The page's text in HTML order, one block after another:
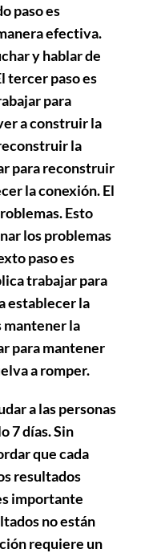
paso es
efectiva.
y hablar de
tercer paso es
para
a construir la
la
para reconstruir
la conexión. El
. Esto
los problemas
paso es
trabajar para
establecer la
mantener la
para mantener
a romper.
a las personas
7 días. Sin
que cada
resultados
importante
no están
requiere un